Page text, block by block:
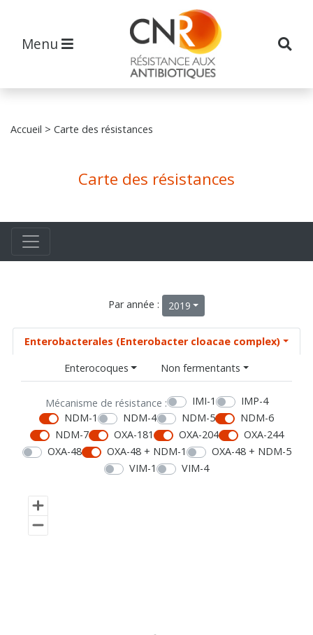
Menu
Accueil > Carte des résistances
Carte des résistances
Par année : 2019
Enterobacterales (Enterobacter cloacae complex)
Enterocoques
Non fermentants
Mécanisme de résistance : IMI-1
IMP-4
NDM-1
NDM-4 NDM-5
NDM-6
NDM-7
OXA-181 OXA-204
OXA-244
OXA-48
OXA-48 + NDM-1
OXA-48 + NDM-5
VIM-1
VIM-4